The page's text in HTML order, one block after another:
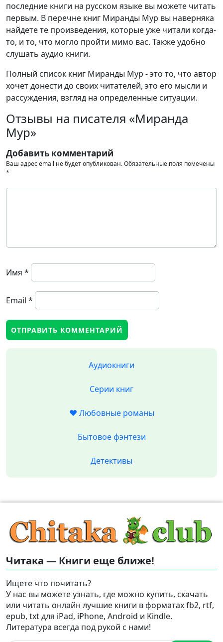
последние книги на русском языке вы можете читать
первым. В перечне книг Миранды Мур вы наверняка
найдете те произведения, которые уже читали когда-
то, и то, что могло пройти мимо вас. Также удобно
слушать аудио книги.
Полный список книг Миранды Мур - это то, что автор
хочет донести до своих читателей, это его мысли и
рассуждения, взгляд на определенные ситуации.
Отзывы на писателя «Миранда
Мур»
Добавить комментарий
Ваш адрес email не будет опубликован.Обязательные поля помечены
*
Имя *
Email *
Аудиокниги
Серии книг
❤️ Любовные романы
Бытовое фэнтези
Детективы
Читака — Книги еще ближе!
Ищете что почитать?
У нас вы можете узнать, где можно купить, скачать
или читать онлайн лучшие книги в форматах fb2, rtf,
epub, txt для iPad, iPhone, Android и Kindle.
Литература всегда под рукой с нами!